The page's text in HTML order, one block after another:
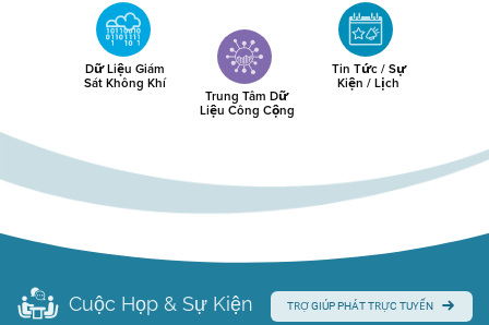
Dữ Liệu Giám
Sát Không Khí
Trung Tâm Dữ
Liệu Công Cộng
Tin Tức / Sự
Kiện / Lịch
Cuộc Họp & Sự Kiện TRỢ GIÚP PHÁT TRỰC TUYẾN